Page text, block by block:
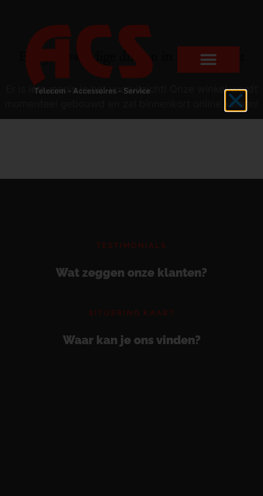
Er zijn geweldige dingen in het verschiet
Er is iets moois in het vooruitzicht! Onze winkel wordt
momenteel gebouwd en zal binnenkort online komen!
TESTIMONIALS
Wat zeggen onze klanten?
SITUERING KAART
Waar kan je ons vinden?